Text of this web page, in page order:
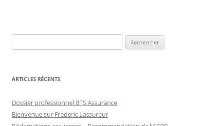
ARTICLES RÉCENTS
Dossier professionnel BTS Assurance
Bienvenue sur Frederic Lassureur